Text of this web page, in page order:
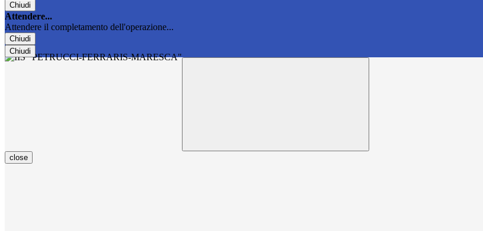
Chiudi
Attendere...
Attendere il completamento dell'operazione...
Chiudi
Chiudi
close